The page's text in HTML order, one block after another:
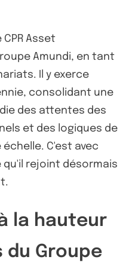
Asset
Amundi, en tant
Il y exerce
consolidant une
des attentes des
et des logiques de
C'est avec
qu'il rejoint désormais
la hauteur
du Groupe